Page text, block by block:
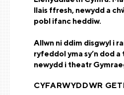
llais ffresh, newydd a
pobl ifanc heddiw.
Allwn ni ddim disgwyl i
ryfeddol yma sy’n dod
newydd i theatr
CYFARWYDDWR